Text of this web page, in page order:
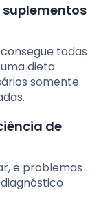
suplementos
todas
dieta
somente
de
e problemas